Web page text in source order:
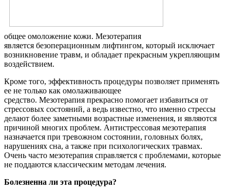
общее омоложение кожи. Мезотерапия
является безоперационным лифтингом, который исключает
возникновение травм, и обладает прекрасным укрепляющим
воздействием.
Кроме того, эффективность процедуры позволяет применять
ее не только как омолаживающее
средство. Мезотерапия прекрасно помогает избавиться от
стрессовых состояний, а ведь известно, что именно стрессы
делают более заметными возрастные изменения, и являются
причиной многих проблем. Антистрессовая мезотерапия
назначается при тревожном состоянии, головных болях,
нарушениях сна, а также при психологических травмах.
Очень часто мезотерапия справляется с проблемами, которые
не поддаются классическим методам лечения.
Болезненна ли эта процедура?